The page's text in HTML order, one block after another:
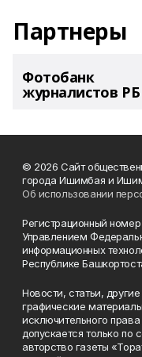
Партнеры
Фотобанк
журналистов РБ
© 2026 Сайт
города Ишимбая и
Об использовании
Регистрационный
Управлением
информационных
Республике
Новости, статьи,
графические
исключительного
допускается только
авторство газеты